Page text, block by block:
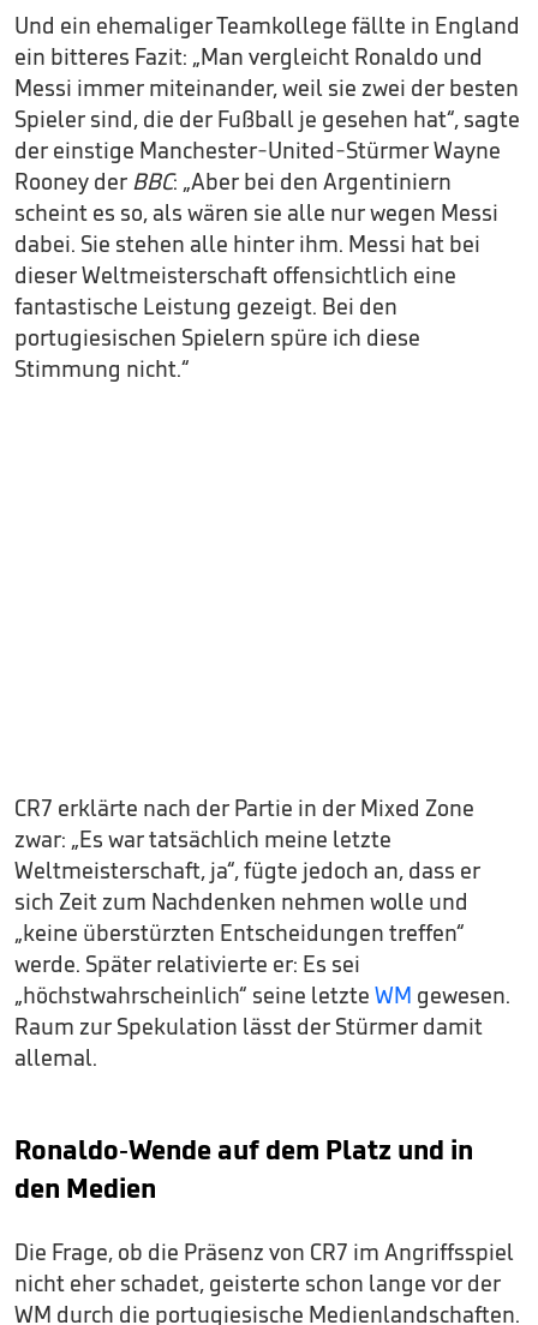
Und ein ehemaliger Teamkollege fällte in England
ein bitteres Fazit: „Man vergleicht Ronaldo und
Messi immer miteinander, weil sie zwei der besten
Spieler sind, die der Fußball je gesehen hat“, sagte
der einstige Manchester-United-Stürmer Wayne
Rooney der BBC: „Aber bei den Argentiniern
scheint es so, als wären sie alle nur wegen Messi
dabei. Sie stehen alle hinter ihm. Messi hat bei
dieser Weltmeisterschaft offensichtlich eine
fantastische Leistung gezeigt. Bei den
portugiesischen Spielern spüre ich diese
Stimmung nicht.“
CR7 erklärte nach der Partie in der Mixed Zone
zwar: „Es war tatsächlich meine letzte
Weltmeisterschaft, ja“, fügte jedoch an, dass er
sich Zeit zum Nachdenken nehmen wolle und
„keine überstürzten Entscheidungen treffen“
werde. Später relativierte er: Es sei
„höchstwahrscheinlich“ seine letzte WM gewesen.
Raum zur Spekulation lässt der Stürmer damit
allemal.
Ronaldo-Wende auf dem Platz und in
den Medien
Die Frage, ob die Präsenz von CR7 im Angriffsspiel
nicht eher schadet, geisterte schon lange vor der
WM durch die portugiesische Medienlandschaften.